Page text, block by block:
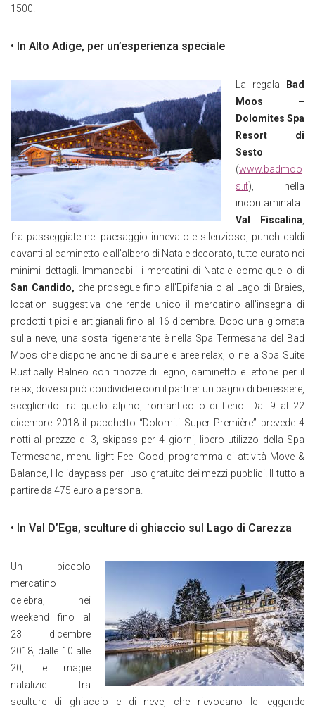
1500.
• In Alto Adige, per un’esperienza speciale
La regala
Bad
Moos –
Dolomites Spa
Resort di
Sesto
(www.badmoo
s.it), nella
incontaminata
Val Fiscalina
fra passeggiate nel paesaggio innevato e silenzioso, punch caldi
davanti al caminetto e all’albero di Natale decorato, tutto curato nei
minimi dettagli. Immancabili i mercatini di Natale come quello di
San Candido, che prosegue fino all’Epifania o al Lago di Braies,
location suggestiva che rende unico il mercatino all’insegna di
prodotti tipici e artigianali fino al 16 dicembre. Dopo una giornata
sulla neve, una sosta rigenerante è nella Spa Termesana del Bad
Moos che dispone anche di saune e aree relax, o nella Spa Suite
Rustically Balneo con tinozze di legno, caminetto e lettone per il
relax, dove si può condividere con il partner un bagno di benessere,
scegliendo tra quello alpino, romantico o di fieno. Dal 9 al 22
dicembre 2018 il pacchetto “Dolomiti Super Première” prevede 4
notti al prezzo di 3, skipass per 4 giorni, libero utilizzo della Spa
Termesana, menu light Feel Good, programma di attività Move &
Balance, Holidaypass per l’uso gratuito dei mezzi pubblici. Il tutto a
partire da 475 euro a persona.
• In Val D’Ega, sculture di ghiaccio sul Lago di Carezza
Un piccolo
mercatino
celebra, nei
weekend fino al
23 dicembre
2018, dalle 10 alle
20, le magie
natalizie tra
sculture di ghiaccio e di neve, che rievocano le leggende